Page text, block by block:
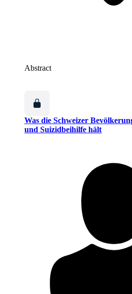
Abstract
Was die Schweizer
und Suizidbeihilfe hält